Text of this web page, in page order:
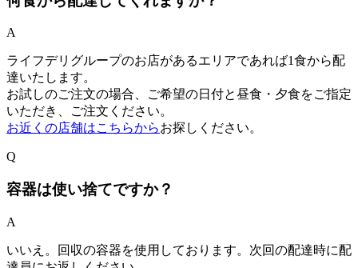
A
ライフデリグループのお店があるエリアであれば1食から配
達いたします。
お試しのご注文の場合、ご希望の日付と昼食・夕食をご指定
いただき、ご注文ください。
お近くの店舗はこちらからお探しください。
Q
容器は使い捨てですか？
A
いいえ。回収の容器を使用しております。次回の配達時に配